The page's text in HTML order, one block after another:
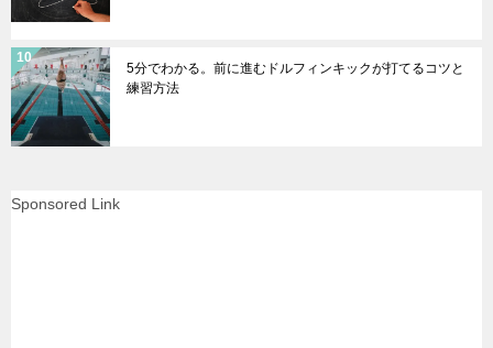
5分でわかる。前に進むドルフィンキックが打てるコツと
練習方法
Sponsored Link